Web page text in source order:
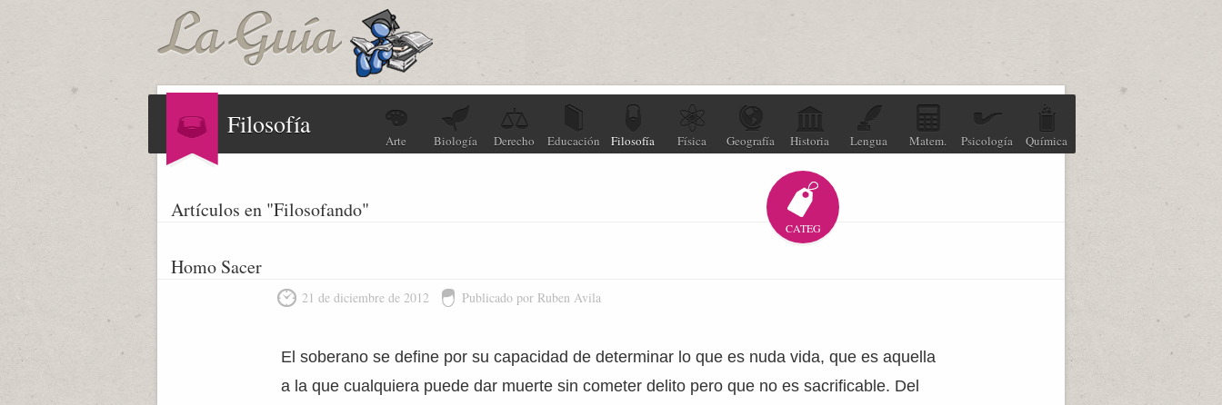
Filosofía
Arte Biología Derecho Educación Filosofía Física Geografía Historia Lengua Matem. Psicología Química
Artículos en "Filosofando"
CATEG
Homo Sacer
21 de diciembre de 2012 Publicado por Ruben Avila
El soberano se define por su capacidad de determinar lo que es nuda vida, que es aquella
a la que cualquiera puede dar muerte sin cometer delito pero que no es sacrificable. Del